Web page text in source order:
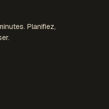
Planifiez,